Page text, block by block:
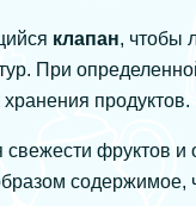
клапан, чтобы
При
продуктов.
свежести фруктов
содержимое,